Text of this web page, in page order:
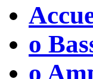
o
o